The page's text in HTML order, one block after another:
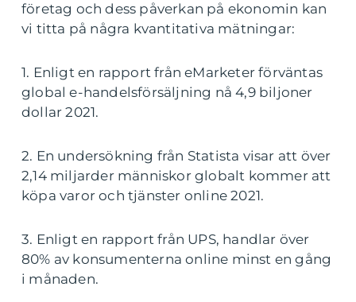
företag och dess påverkan på ekonomin kan
vi titta på några kvantitativa mätningar:
1. Enligt en rapport från eMarketer förväntas
global e-handelsförsäljning nå 4,9 biljoner
dollar 2021.
2. En undersökning från Statista visar att över
2,14 miljarder människor globalt kommer att
köpa varor och tjänster online 2021.
3. Enligt en rapport från UPS, handlar över
80% av konsumenterna online minst en gång
i månaden.